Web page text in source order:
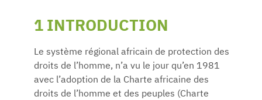
1 INTRODUCTION
Le système régional africain de protection des
droits de l’homme, n’a vu le jour qu’en 1981
avec l’adoption de la Charte africaine des
droits de l’homme et des peuples (Charte